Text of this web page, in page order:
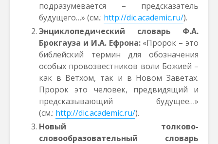
подразумевается – предсказатель
будущего…» (см.: http://dic.academic.ru/).
Энциклопедический словарь Ф.А.
Брокгауза и И.А. Ефрона:«Пророк – это
библейский термин для обозначения
особых провозвестников воли Божией –
как в Ветхом, так и в Новом Заветах.
Пророк это человек, предвидящий и
предсказывающий будущее…»
(см.: http://dic.academic.ru/).
Новый толково-
словообразовательный словарь